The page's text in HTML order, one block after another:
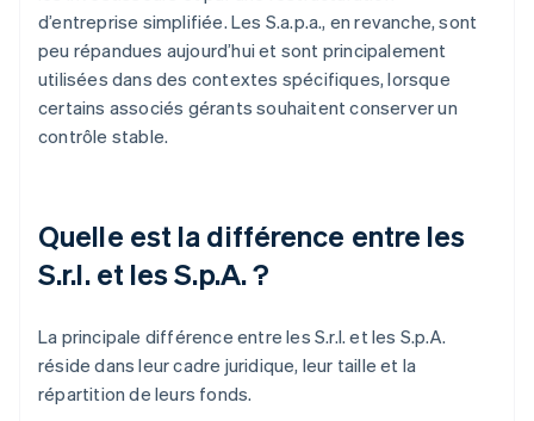
d’entreprise simplifiée. Les S.a.p.a., en revanche, sont
peu répandues aujourd’hui et sont principalement
utilisées dans des contextes spécifiques, lorsque
certains associés gérants souhaitent conserver un
contrôle stable.
Quelle est la différence entre les
S.r.l. et les S.p.A. ?
La principale différence entre les S.r.l. et les S.p.A.
réside dans leur cadre juridique, leur taille et la
répartition de leurs fonds.